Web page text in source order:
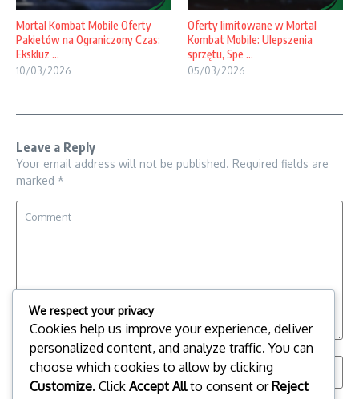
Mortal Kombat Mobile Oferty
Pakietów na Ograniczony Czas:
Ekskluz ...
10/03/2026
Oferty limitowane w Mortal
Kombat Mobile: Ulepszenia
sprzętu, Spe ...
05/03/2026
Leave a Reply
Your email address will not be published. Required fields are
marked *
We respect your privacy
Cookies help us improve your experience, deliver
personalized content, and analyze traffic. You can
choose which cookies to allow by clicking
Customize. Click Accept Allto consent orReject